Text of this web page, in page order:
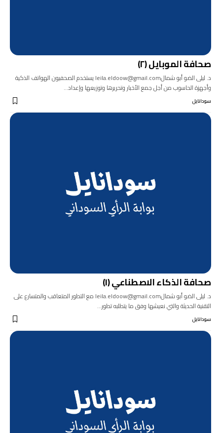
صحافة الموبايل (٢)
د. ليلى الضو أبو شمالleila.eldoow@gmail.com يستخدم الصحفيون الهواتف الذكية
وأجهزة الحاسوب من أجل جمع الأخبار وتحريرها وتوزيعها وإعداد…
سودانايل
صحافة الذكاء الاصطناعي (١)
د. ليلى الضو أبو شمالleila.eldoow@gmail.com مع التطور المتعاقب والمتسارع على
التقنية الحديثة والتي نعيشها وفق ما يتطلبه تطور…
سودانايل